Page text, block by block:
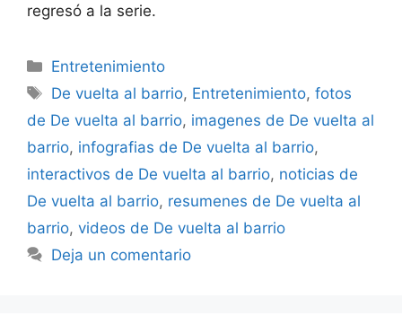
regresó a la serie.
Categorías
Entretenimiento
Etiquetas
De vuelta al barrio, Entretenimiento,fotos
de De vuelta al barrio, imagenes de De vuelta al
barrio, infografias de De vuelta al barrio,
interactivos de De vuelta al barrio, noticias de
De vuelta al barrio, resumenes de De vuelta al
barrio, videos de De vuelta al barrio
Deja un comentario